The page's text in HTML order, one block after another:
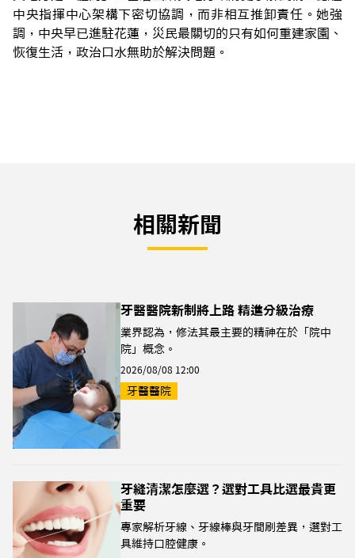
中央指揮中心架構下密切協調，而非相互推卸責任。她強
調，中央早已進駐花蓮，災民最關切的只有如何重建家園、
恢復生活，政治口水無助於解決問題。
相關新聞
牙醫醫院新制將上路 精進分級治療
業界認為，修法其最主要的精神在於「院中
院」概念。
2026/08/08 12:00
牙醫醫院
牙縫清潔怎麼選？選對工具比選最貴更
重要
專家解析牙線、牙線棒與牙間刷差異，選對工
具維持口腔健康。